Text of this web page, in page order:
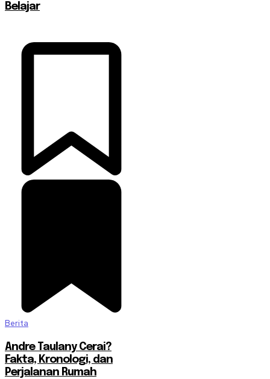
Belajar
Berita
Andre Taulany Cerai?
Fakta, Kronologi, dan
Perjalanan Rumah